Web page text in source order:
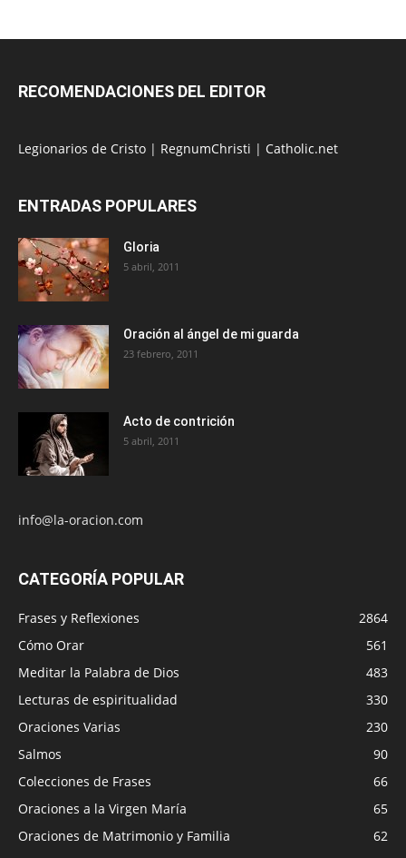
RECOMENDACIONES DEL EDITOR
Legionarios de Cristo | RegnumChristi | Catholic.net
ENTRADAS POPULARES
Gloria
5 abril, 2011
Oración al ángel de mi guarda
23 febrero, 2011
Acto de contrición
5 abril, 2011
info@la-oracion.com
CATEGORÍA POPULAR
Frases y Reflexiones
2864
Cómo Orar
561
Meditar la Palabra de Dios
483
Lecturas de espiritualidad
330
Oraciones Varias
230
Salmos
90
Colecciones de Frases
66
Oraciones a la Virgen María
65
Oraciones de Matrimonio y Familia
62